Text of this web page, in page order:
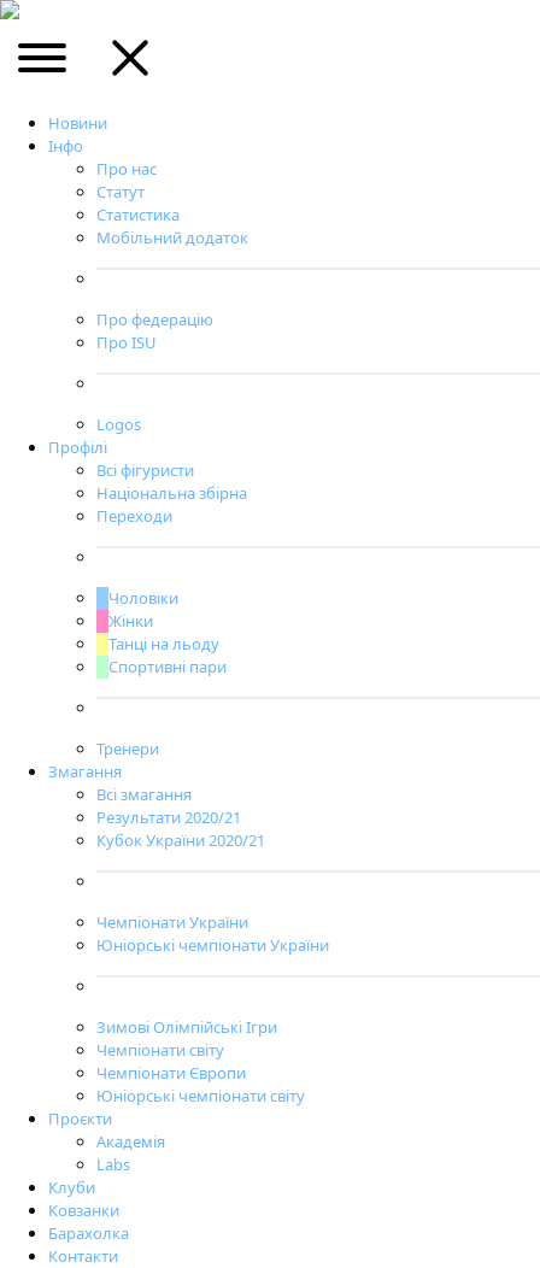
Новини
Інфо
Про нас
Статут
Статистика
Мобільний додаток
Про федерацію
Про ISU
Logos
Профілі
Всі фігуристи
Національна збірна
Переходи
Чоловіки
Жінки
Танці на льоду
Спортивні пари
Тренери
Змагання
Всі змагання
Результати 2020/21
Кубок України 2020/21
Чемпіонати України
Юніорські чемпіонати України
Зимові Олімпійські Ігри
Чемпіонати світу
Чемпіонати Європи
Юніорські чемпіонати світу
Проєкти
Академія
Labs
Клуби
Ковзанки
Барахолка
Контакти